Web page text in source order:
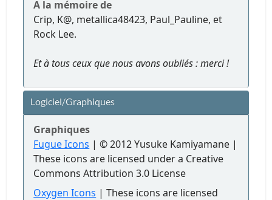
A la mémoire de
Crip, K@, metallica48423, Paul_Pauline, et
Rock Lee.
Et à tous ceux que nous avons oubliés : merci !
Logiciel/Graphiques
Graphiques
Fugue Icons | © 2012 Yusuke Kamiyamane |
These icons are licensed under a Creative
Commons Attribution 3.0 License
Oxygen Icons | These icons are licensed